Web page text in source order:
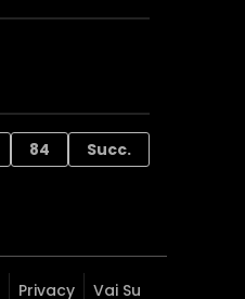
84 Succ.
Privacy Vai Su